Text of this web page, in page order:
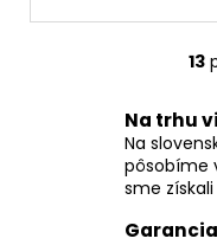
13
Na trhu
Na
pôsobíme
sme